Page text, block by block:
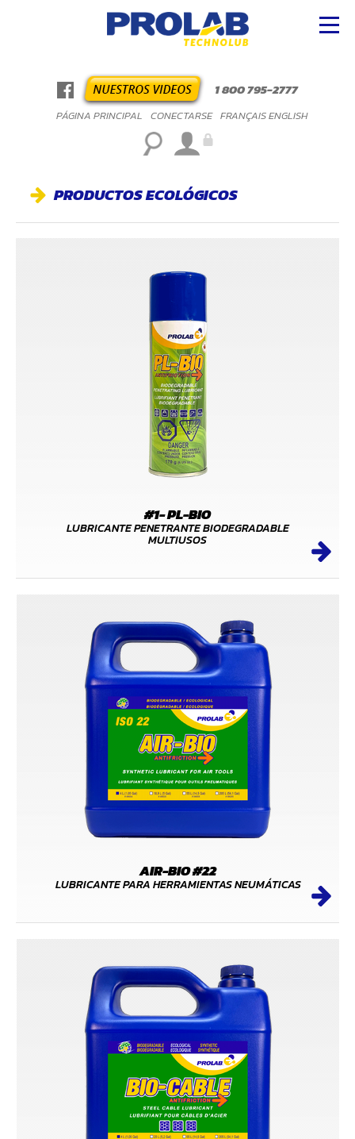
1 800 795-2777
PÁGINA PRINCIPAL CONECTARSE FRANÇAISENGLISH
PRODUCTOS ECOLÓGICOS
#1- PL-BIO
LUBRICANTE PENETRANTE BIODEGRADABLE
MULTIUSOS
AIR-BIO #22
LUBRICANTE PARA HERRAMIENTAS NEUMÁTICAS